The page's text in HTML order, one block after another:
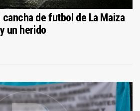
de futbol de La Maiza
un herido